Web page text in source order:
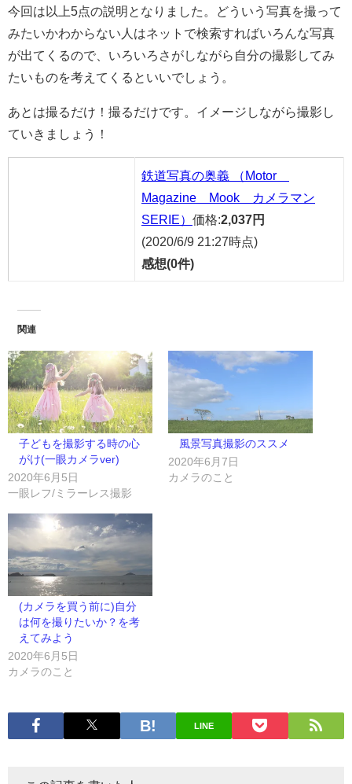
今回は以上5点の説明となりました。どういう写真を撮って
みたいかわからない人はネットで検索すればいろんな写真
が出てくるので、いろいろさがしながら自分の撮影してみ
たいものを考えてくるといいでしょう。
あとは撮るだけ！撮るだけです。イメージしながら撮影し
ていきましょう！
鉄道写真の奥義 （Motor
Magazine Mook カメラマン
SERIE） 価格:2,037円
(2020/6/9 21:27時点)
感想(0件)
関連
子どもを撮影する時の心
がけ(一眼カメラver)
2020年6月5日
一眼レフ/ミラーレス撮影
風景写真撮影のススメ
2020年6月7日
カメラのこと
(カメラを買う前に)自分
は何を撮りたいか？を考
えてみよう
2020年6月5日
カメラのこと
LINE